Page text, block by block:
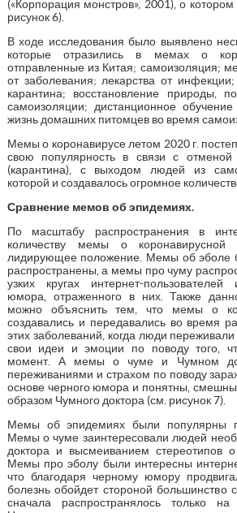
(«Корпорация монстров», 2001), о котором
рисунок 6).
В ходе исследования было выявлено
которые отразились в мемах о
отправленные из Китая; самоизоляция;
от заболевания; лекарства от
карантина; восстановление природы,
самоизоляции; дистанционное
жизнь домашних питомцев во время
Мемы о коронавирусе летом 2020 г.
свою популярность в связи с отменой
(карантина), с выходом людей из
которой и создавалось огромное
Сравнение мемов об эпидемиях.
По масштабу распространения в
количеству мемы о коронавирусной
лидирующее положение. Мемы об эболе
распространены, а мемы про чуму
узких кругах интернет-пользователей
юмора, отраженного в них. Также
можно объяснить тем, что мемы о
создавались и передавались во время
этих заболеваний, когда люди
свои идеи и эмоции по поводу того,
момент. А мемы о чуме и Чумном
переживаниями и страхом по поводу
основе черного юмора и понятны, смешны
образом Чумного доктора (см. рисунок 7).
Мемы об эпидемиях были популярны
Мемы о чуме заинтересовали людей
доктора и высмеиванием стереотипов
Мемы про эболу были интересны
что благодаря черному юмору
болезнь обойдет стороной большинство
сначала распространялось только на